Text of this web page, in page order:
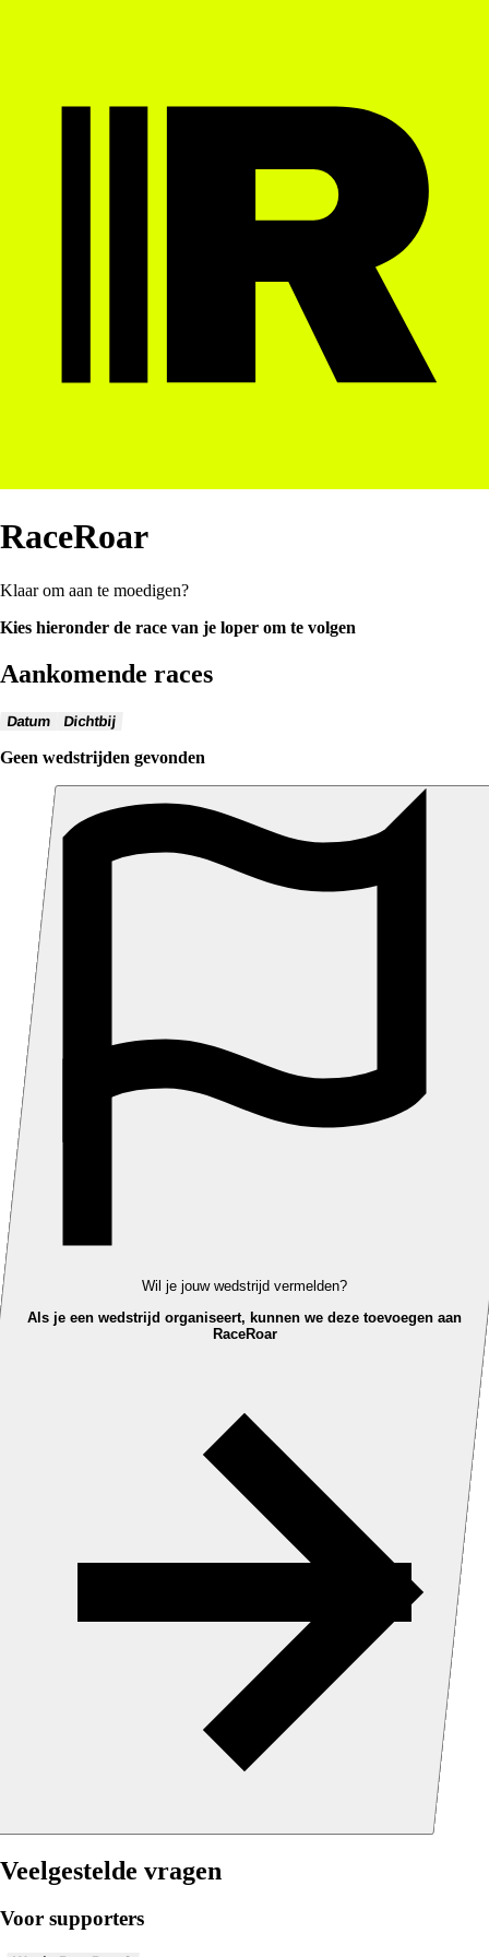
RaceRoar
Klaar om aan te moedigen?
Kies hieronder de race van je loper om te volgen
Aankomende races
Datum Dichtbij
Geen wedstrijden gevonden
Wil je jouw wedstrijd vermelden?
Als je een wedstrijd organiseert, kunnen we deze toevoegen aan
RaceRoar
Veelgestelde vragen
Voor supporters